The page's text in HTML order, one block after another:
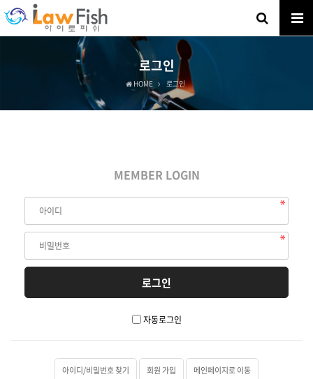
로그인
HOME 로그인
MEMBER LOGIN
자동로그인
아이디/비밀번호 찾기 회원 가입 메인페이지로 이동